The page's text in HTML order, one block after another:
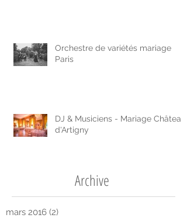
Orchestre de variétés mariage
Paris
DJ & Musiciens - Mariage Château
d'Artigny
Archive
mars 2016 (2)